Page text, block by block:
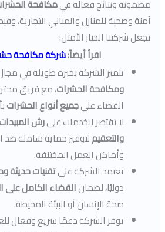
مضمونة ونتائج فعالة فيمكافحة
آمنة وصحية للمنازل والمباني التجارية،
تجعل شركتنا الخيار الأمثل:
اقرأ أيضاً:شركة مكافحة
تتميز الشركة بخبرة طويلة في
ومكافحة الحشرات، مع فريق
القضاء علىجميع أنواع الحشرات
لا تقتصر الخدمات علىرش المبيدات
والتعقيملتوفير حماية شاملة ضد
وأماكن العمل المختلفة.
تعتمد الشركة علىتقنيات حديثة
دوليًا، لضمانالقضاء الكامل على
صحة الإنسان أو البيئة المحيطة.
توفر الشركة دعمًا سريع وفعال